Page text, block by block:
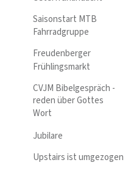
Saisonstart MTB
Fahrradgruppe
Freudenberger
Frühlingsmarkt
CVJM Bibelgespräch -
reden über Gottes
Wort
Jubilare
Upstairs ist umgezogen